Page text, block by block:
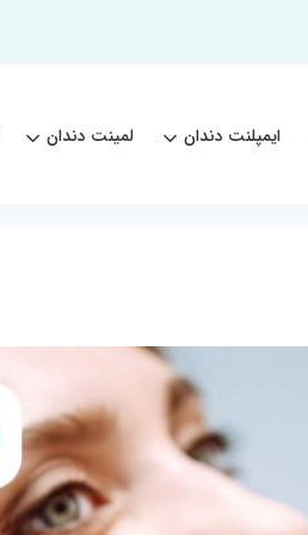
ایمپلنت دندان لمینت دندان